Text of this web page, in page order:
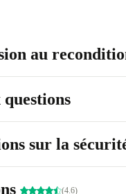
au
sur la
(4.6)